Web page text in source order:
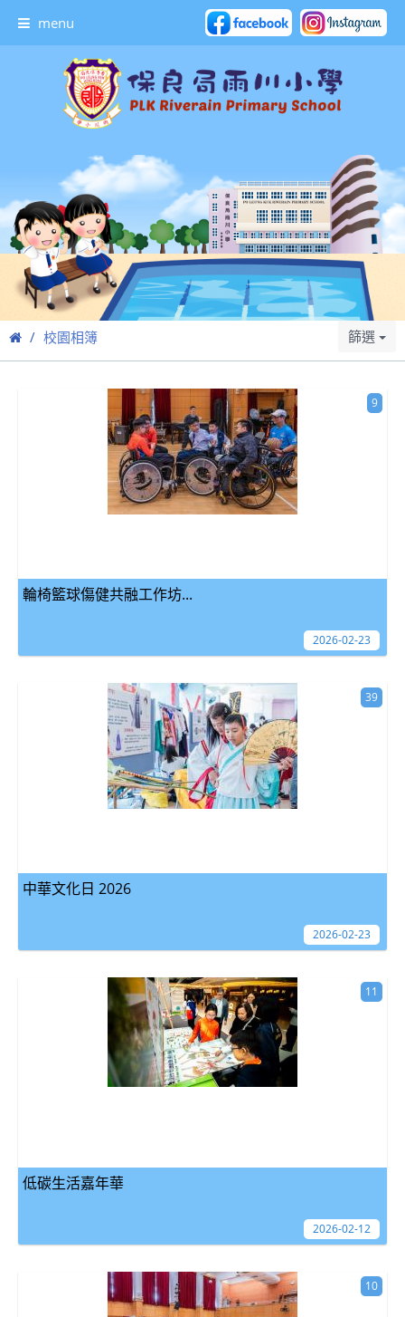
menu
校園相簿 篩選
輪椅籃球傷健共融工作坊...
9
2026-02-23
中華文化日 2026
39
2026-02-23
低碳生活嘉年華
11
2026-02-12
10